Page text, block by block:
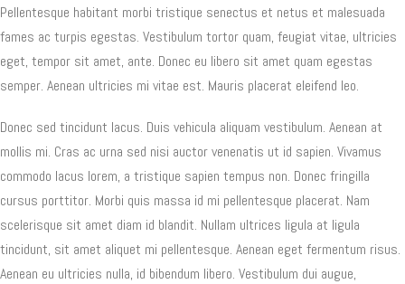
Pellentesque habitant morbi tristique senectus et netus et malesuada
fames ac turpis egestas. Vestibulum tortor quam, feugiat vitae, ultricies
eget, tempor sit amet, ante. Donec eu libero sit amet quam egestas
semper. Aenean ultricies mi vitae est. Mauris placerat eleifend leo.
Donec sed tincidunt lacus. Duis vehicula aliquam vestibulum. Aenean at
mollis mi. Cras ac urna sed nisi auctor venenatis ut id sapien. Vivamus
commodo lacus lorem, a tristique sapien tempus non. Donec fringilla
cursus porttitor. Morbi quis massa id mi pellentesque placerat. Nam
scelerisque sit amet diam id blandit. Nullam ultrices ligula at ligula
tincidunt, sit amet aliquet mi pellentesque. Aenean eget fermentum risus.
Aenean eu ultricies nulla, id bibendum libero. Vestibulum dui augue,